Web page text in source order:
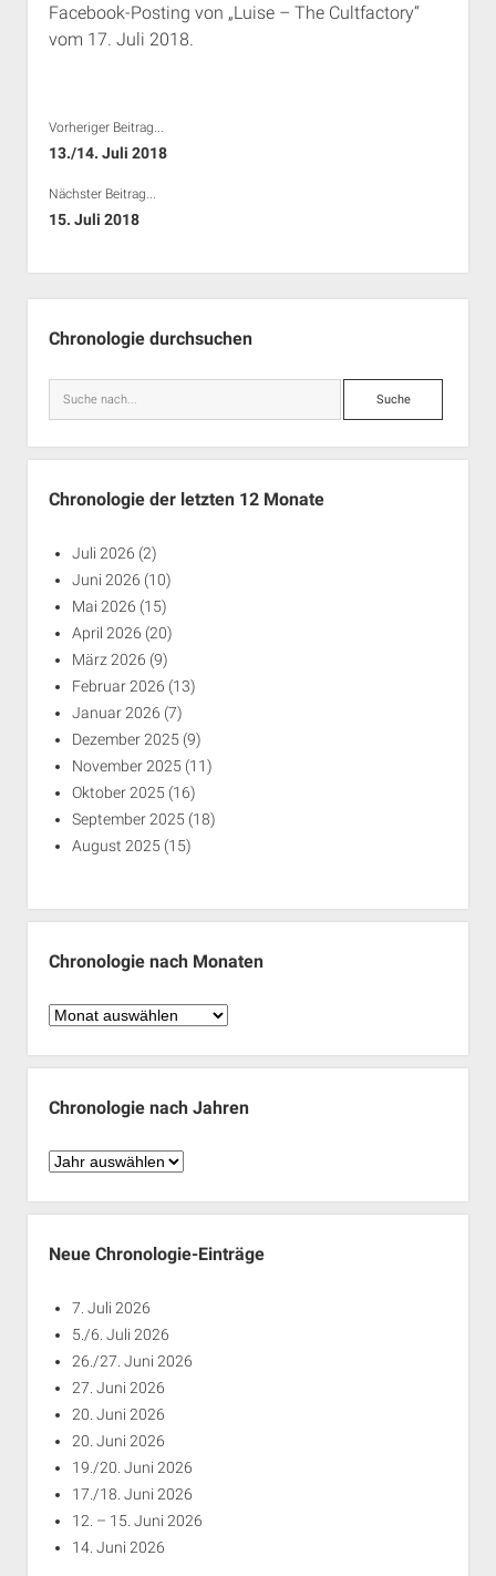
Facebook-Posting von „Luise – The Cultfactory“
vom 17. Juli 2018.
Vorheriger Beitrag...
13./14. Juli 2018
Nächster Beitrag...
15. Juli 2018
Chronologie durchsuchen
Suche
Chronologie der letzten 12 Monate
Juli 2026 (2)
Juni 2026 (10)
Mai 2026 (15)
April 2026 (20)
März 2026 (9)
Februar 2026 (13)
Januar 2026 (7)
Dezember 2025 (9)
November 2025 (11)
Oktober 2025 (16)
September 2025 (18)
August 2025 (15)
Chronologie nach Monaten
Chronologie
Monaten
Chronologie nach Jahren
Chronologie
Jahren
Neue Chronologie-Einträge
7. Juli 2026
5./6. Juli 2026
26./27. Juni 2026
27. Juni 2026
20. Juni 2026
20. Juni 2026
19./20. Juni 2026
17./18. Juni 2026
12. – 15. Juni 2026
14. Juni 2026